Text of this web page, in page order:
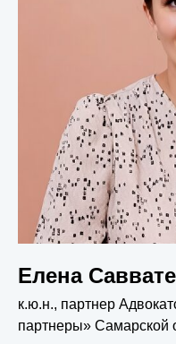
Елена
к.ю.н., партнер
партнеры» Самарской